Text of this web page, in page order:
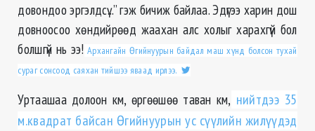
довондоо эргэлдсү...” гэж бичиж байлаа. Эдүгээ харин дош
довноосоо хөндийрөөд жаахан алс холыг харахгүй бол
болшгүй нь ээ! Архангайн Өгийнуурын байдал маш хүнд болсон тухай
сураг сонсоод саяхан тийшээ яваад ирлээ.
Уртаашаа долоон км, өргөөшөө таван км, нийтдээ 35
м.квадрат байсан Өгийнуурын ус сүүлийн жилүүдэд